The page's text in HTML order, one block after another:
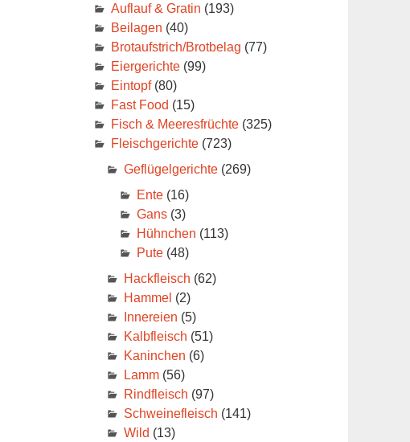
Auflauf & Gratin (193)
Beilagen (40)
Brotaufstrich/Brotbelag (77)
Eiergerichte(99)
Eintopf(80)
Fast Food (15)
Fisch & Meeresfrüchte(325)
Fleischgerichte(723)
Geflügelgerichte(269)
Ente(16)
Gans(3)
Hühnchen (113)
Pute(48)
Hackfleisch (62)
Hammel (2)
Innereien (5)
Kalbfleisch (51)
Kaninchen (6)
Lamm(56)
Rindfleisch (97)
Schweinefleisch (141)
Wild (13)